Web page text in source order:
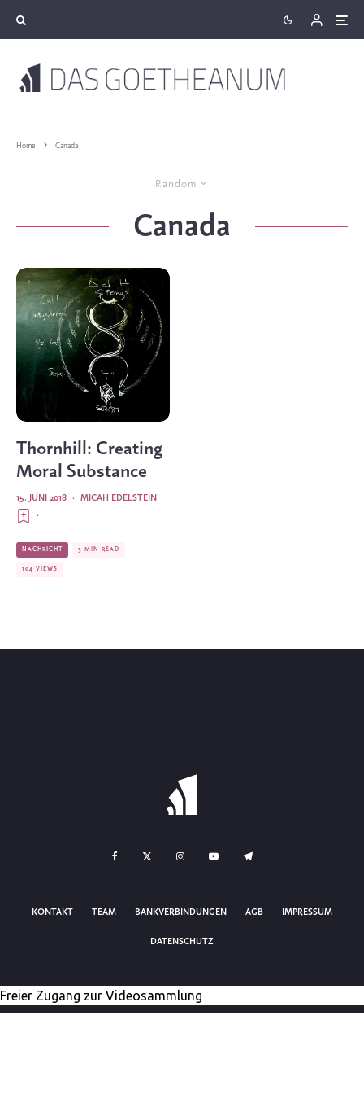
Home Canada
Random
Canada
Thornhill: Creating
Moral Substance
MICAH EDELSTEIN
·
15. JUNI 2018
·
NACHRICHT 3 MIN READ
104 VIEWS
KONTAKT TEAM BANKVERBINDUNGEN AGB IMPRESSUM
DATENSCHUTZ